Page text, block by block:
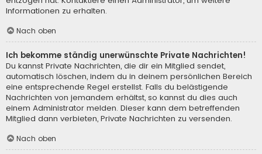
Informationen zu erhalten.
Nach oben
Ich bekomme ständig unerwünschte Private Nachrichten!
Du kannst Private Nachrichten, die dir ein Mitglied sendet,
automatisch löschen, indem du in deinem persönlichen Bereich
eine entsprechende Regel erstellst. Falls du belästigende
Nachrichten von jemandem erhältst, so kannst du dies auch
einem Administrator melden. Dieser kann dem betreffenden
Mitglied dann verbieten, Private Nachrichten zu versenden.
Nach oben